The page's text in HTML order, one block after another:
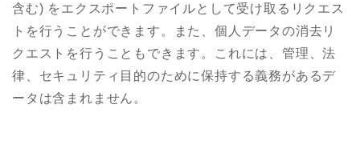
含む) をエクスポートファイルとして受け取るリクエス
トを行うことができます。また、個人データの消去リ
クエストを行うこともできます。これには、管理、法
律、セキュリティ目的のために保持する義務があるデ
ータは含まれません。